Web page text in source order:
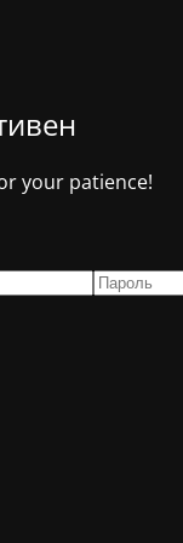
your patience!